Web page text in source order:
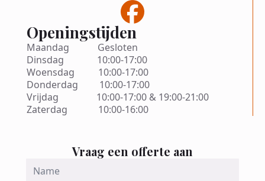
Openingstijden
Maandag Gesloten
Dinsdag 10:00-17:00
Woensdag 10:00-17:00
Donderdag 10:00-17:00
Vrijdag 10:00-17:00 & 19:00-21:00
Zaterdag 10:00-16:00
Vraag een offerte aan